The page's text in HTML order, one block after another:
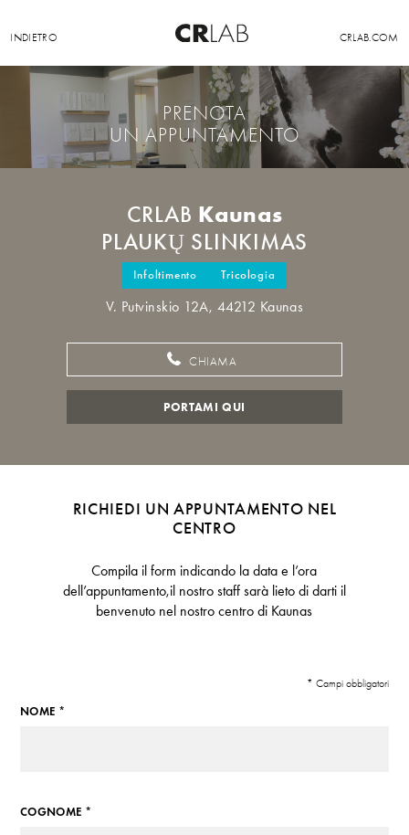
INDIETRO CRLAB.COM
PRENOTA
UN APPUNTAMENTO
CRLAB Kaunas
PLAUKŲ SLINKIMAS
Infoltimento Tricologia
V. Putvinskio 12A, 44212 Kaunas
CHIAMA
PORTAMI QUI
RICHIEDI UN APPUNTAMENTO NEL
CENTRO
Compila il form indicando la data e l’ora
dell’appuntamento,il nostro staff sarà lieto di darti il
benvenuto nel nostro centro di Kaunas
* Campi obbligatori
NOME *
COGNOME *